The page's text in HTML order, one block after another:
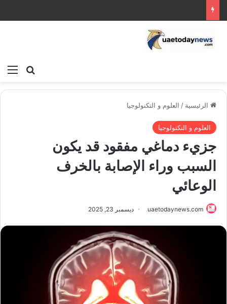
بحث
الرئيسية / العلوم و التكنولوجيا
العلوم و التكنولوجيا
جزيء دماغي مفقود قد يكون
السبب وراء الإصابة بالخرف
الوعائي
uaetodaynews.com ديسمبر 23, 2025